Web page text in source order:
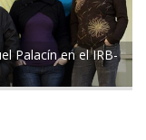
Palacín en el IRB-